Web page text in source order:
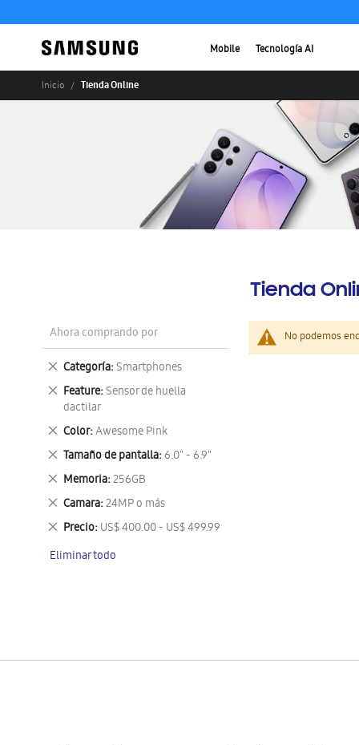
Mobile Tecnología AI
Inicio Tienda Online
Tienda
No podemos
Ahora comprando por
Categoría Smartphones
Eliminar
este
artículo
Feature Sensor de huella
dactilar
Eliminar
este
artículo
Color Awesome Pink
Eliminar
este
artículo
Tamaño de pantalla 6.0" - 6.9"
Eliminar
este
artículo
Memoria 256GB
Eliminar
este
artículo
Camara 24MP o más
Eliminar
este
artículo
Precio US$ 400.00 - US$ 499.99
Eliminar
artículo
Eliminar todo